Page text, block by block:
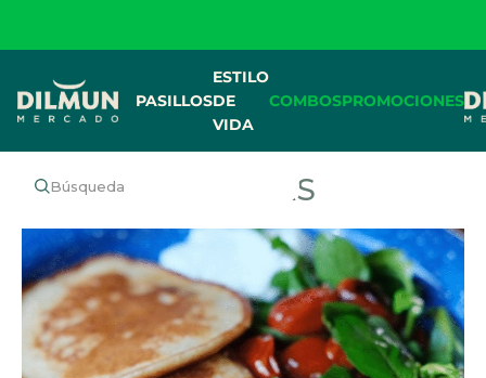
PASILLOS
ESTILO
DE
VIDA
COMBOSPROMOCIONES
RECETAS